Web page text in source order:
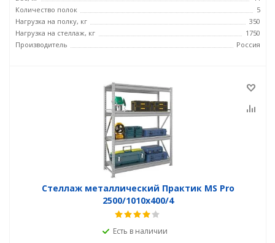
Количество полок
5
Нагрузка на полку, кг
350
Нагрузка на стеллаж, кг
1750
Производитель
Россия
Стеллаж металлический Практик MS Pro
2500/1010x400/4
Есть в наличии